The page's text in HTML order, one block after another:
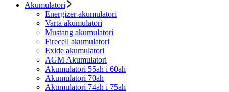
Akumulatori
Energizer akumulatori
Varta akumulatori
Mustang akumulatori
Firecell akumulatori
Exide akumulatori
AGM Akumulatori
Akumulatori 55ah i 60ah
Akumulatori 70ah
Akumulatori 74ah i 75ah